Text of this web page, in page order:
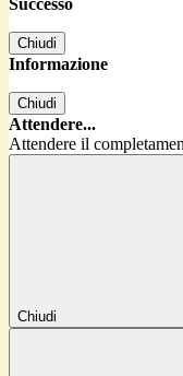
Successo
Chiudi
Informazione
Chiudi
Attendere...
Attendere il
Chiudi